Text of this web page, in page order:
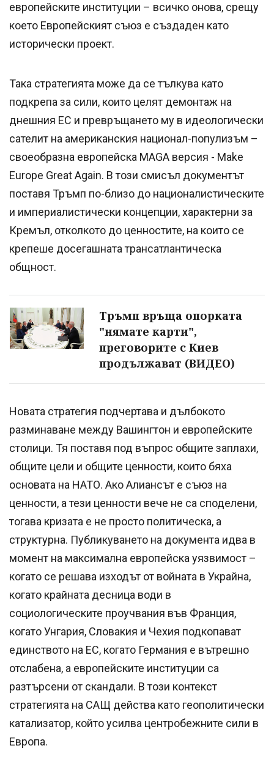
европейските институции – всичко онова, срещу
което Европейският съюз е създаден като
исторически проект.
Така стратегията може да се тълкува като
подкрепа за сили, които целят демонтаж на
днешния ЕС и превръщането му в идеологически
сателит на американския национал-популизъм –
своеобразна европейска MAGA версия - Make
Europe Great Again. В този смисъл документът
поставя Тръмп по-близо до националистическите
и империалистически концепции, характерни за
Кремъл, отколкото до ценностите, на които се
крепеше досегашната трансатлантическа
общност.
Тръмп връща опорката
"нямате карти",
преговорите с Киев
продължават (ВИДЕО)
Новата стратегия подчертава и дълбокото
разминаване между Вашингтон и европейските
столици. Тя поставя под въпрос общите заплахи,
общите цели и общите ценности, които бяха
основата на НАТО. Ако Алиансът е съюз на
ценности, а тези ценности вече не са споделени,
тогава кризата е не просто политическа, а
структурна. Публикуването на документа идва в
момент на максимална европейска уязвимост –
когато се решава изходът от войната в Украйна,
когато крайната десница води в
социологическите проучвания във Франция,
когато Унгария, Словакия и Чехия подкопават
единството на ЕС, когато Германия е вътрешно
отслабена, а европейските институции са
разтърсени от скандали. В този контекст
стратегията на САЩ действа като геополитически
катализатор, който усилва центробежните сили в
Европа.